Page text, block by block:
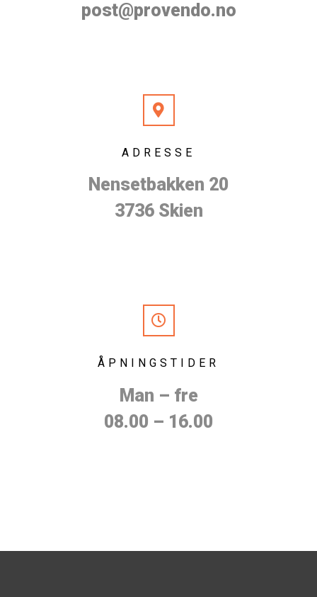
post@provendo.no
ADRESSE
Nensetbakken 20
3736 Skien
ÅPNINGSTIDER
Man – fre
08.00 – 16.00